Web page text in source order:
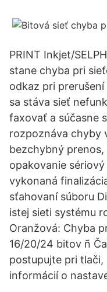
PRINT Inkjet/
stane chyba pri
odkaz pri
sa stáva sieť
faxovať a súčasne
rozpoznáva chyby
bezchybný
opakovanie
vykonaná
sťahovaní súboru
istej sieti systému
Oranžová: Chyba
16/20/24 bitov ñ
postupujte pri tlači,
informácií o